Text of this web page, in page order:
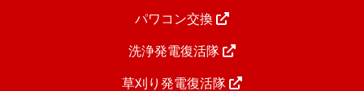
パワコン交換
洗浄発電復活隊
草刈り発電復活隊